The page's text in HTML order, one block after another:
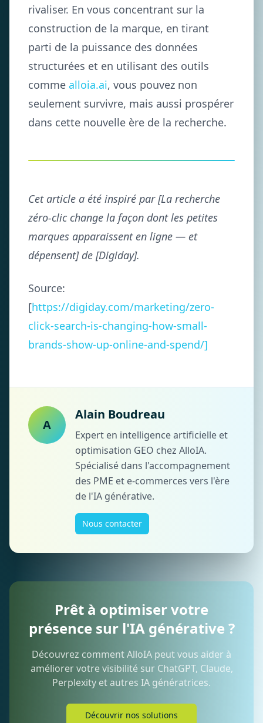
rivaliser. En vous concentrant sur la
construction de la marque, en tirant
parti de la puissance des données
structurées et en utilisant des outils
comme alloia.ai, vous pouvez non
seulement survivre, mais aussi prospérer
dans cette nouvelle ère de la recherche.
Cet article a été inspiré par [La recherche
zéro-clic change la façon dont les petites
marques apparaissent en ligne — et
dépensent] de [Digiday].
Source:
[https://digiday.com/marketing/zero-
click-search-is-changing-how-small-
brands-show-up-online-and-spend/]
A
Alain Boudreau
Expert en intelligence artificielle et
optimisation GEO chez AlloIA.
Spécialisé dans l'accompagnement
des PME et e-commerces vers l'ère
de l'IA générative.
Nous contacter
Prêt à optimiser votre
présence sur l'IA générative ?
Découvrez comment AlloIA peut vous aider à
améliorer votre visibilité sur ChatGPT, Claude,
Perplexity et autres IA génératrices.
Découvrir nos solutions